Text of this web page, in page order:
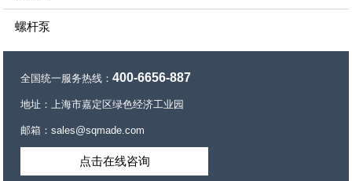
螺杆泵
全国统一服务热线：400-6656-887
地址：上海市嘉定区绿色经济工业园
邮箱：sales@sqmade.com
点击在线咨询